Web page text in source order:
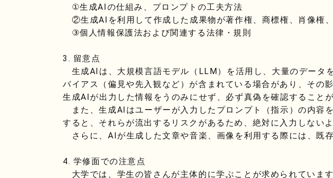
①生成AIの仕組み、プロンプトの工夫方法
②生成AIを利用して作成した成果物が著作権、商標権、肖像権
③個人情報保護法および関連する法律・規則
3. 留意点
生成AIは、大規模言語モデル（LLM）を活用し、大量のデータ
バイアス（偏見や先入観など）が含まれている場合があり、その
生成AIが出力した情報をうのみにせず、必ず真偽を確認することが
また、生成AIはユーザーが入力したプロンプト（指示）の内容
すると、それらが流出するリスクがあるため、絶対に入力しない
さらに、AIが生成した文章や音楽、画像を利用する際には、既
4. 学修面での注意点
大学では、学生の皆さんが主体的に学ぶことが求められていま